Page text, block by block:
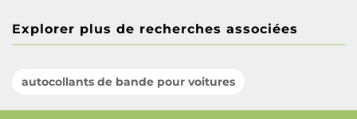
Explorer plus de recherches associées
autocollants de bande pour voitures